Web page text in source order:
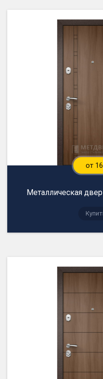
от
Металлическая